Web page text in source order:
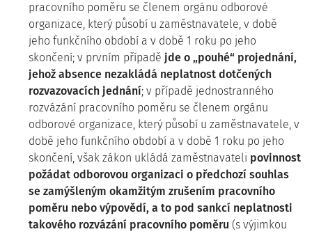
pracovního poměru se členem orgánu odborové
organizace, který působí u zaměstnavatele, v době
jeho funkčního období a v době 1 roku po jeho
skončení; v prvním případě jde o „pouhé“ projednání,
jehož absence nezakládá neplatnost dotčených
rozvazovacích jednání; v případě jednostranného
rozvázání pracovního poměru se členem orgánu
odborové organizace, který působí u zaměstnavatele, v
době jeho funkčního období a v době 1 roku po jeho
skončení, však zákon ukládá zaměstnavateli povinnost
požádat odborovou organizaci o předchozí souhlas
se zamýšleným okamžitým zrušením pracovního
poměru nebo výpovědí, a to pod sankcí neplatnosti
takového rozvázání pracovního poměru (s výjimkou